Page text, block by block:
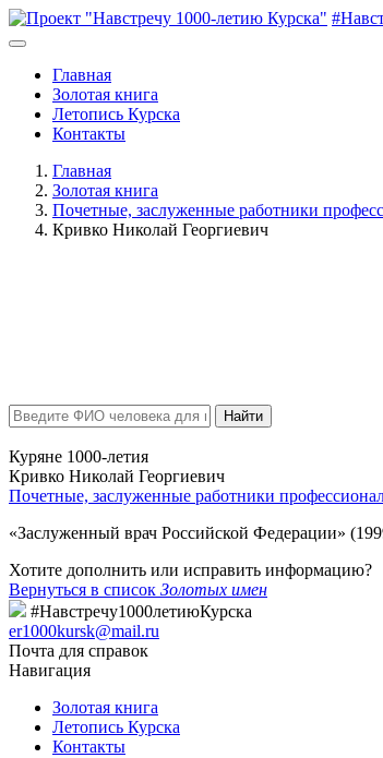
Главная
Золотая книга
Летопись Курска
Контакты
Главная
Золотая книга
Почетные, заслуженные работники
Кривко Николай Георгиевич
Найти
Куряне 1000-летия
Кривко Николай Георгиевич
Почетные, заслуженные работники
«Заслуженный врач Российской Федерации»
Хотите дополнить или исправить информацию?
Вернуться в список Золотых имен
#Навстречу1000летиюКурска
er1000kursk@mail.ru
Почта для справок
Навигация
Золотая книга
Летопись Курска
Контакты